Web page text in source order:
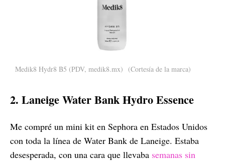
Medik8 Hydr8 B5 (PDV, medik8.mx) (Cortesía de la marca)
2. Laneige Water Bank Hydro Essence
Me compré un mini kit en Sephora en Estados Unidos
con toda la línea de Water Bank de Laneige. Estaba
desesperada, con una cara que llevaba semanas sin